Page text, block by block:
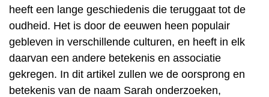
heeft een lange geschiedenis die teruggaat tot de
oudheid. Het is door de eeuwen heen populair
gebleven in verschillende culturen, en heeft in elk
daarvan een andere betekenis en associatie
gekregen. In dit artikel zullen we de oorsprong en
betekenis van de naam Sarah onderzoeken,